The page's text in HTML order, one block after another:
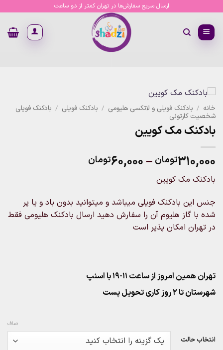
content
ارسال سریع سفارش‌ها در تهران کمتر از دو ساعت
خانه / بادکنک فویلی و لاتکسی هلیومی / بادکنک فویلی / بادکنک فویلی
شخصیت کارتونی
بادکنک مک کویین
۳۱۰,۰۰۰تومان –۶۰,۰۰۰تومان
through
۳۱۰,۰۰۰تومان
بادکنک مک کویین
جنس این بادکنک فویلی میباشد و میتوانید بدون باد و یا پر
شده با گاز هلیوم آن را سفارش دهید ارسال بادکنک هلیومی فقط
در تهران امکان پذیر است
تهران همین امروز از ساعت ۱۱-۱۹ با اسنپ
شهرستان تا 2 روز کاری تحویل پست
انتخاب حالت
صاف